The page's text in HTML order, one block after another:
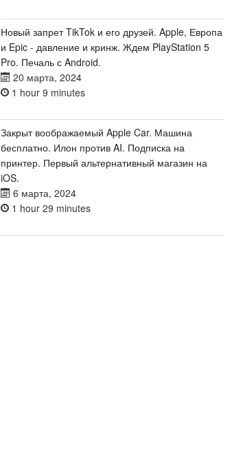
Новый запрет TikTok и его друзей. Apple, Европа
и Epic - давление и кринж. Ждем PlayStation 5
Pro. Печаль с Android.
20 марта, 2024
1 hour 9 minutes
Закрыт воображаемый Apple Car. Машина
бесплатно. Илон против AI. Подписка на
принтер. Первый альтернативный магазин на
iOS.
6 марта, 2024
1 hour 29 minutes